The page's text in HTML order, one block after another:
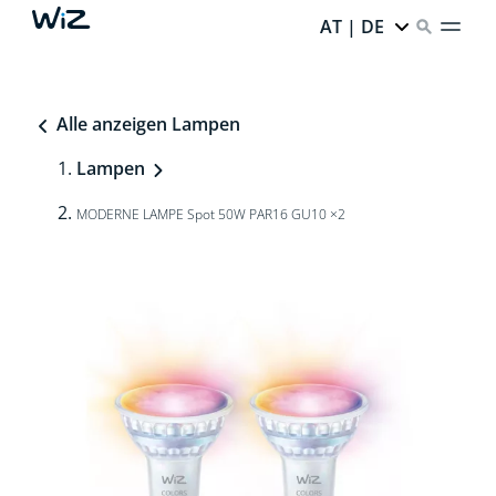
AT | DE
Alle anzeigen Lampen
Lampen
MODERNE LAMPE Spot 50W PAR16 GU10 ×2